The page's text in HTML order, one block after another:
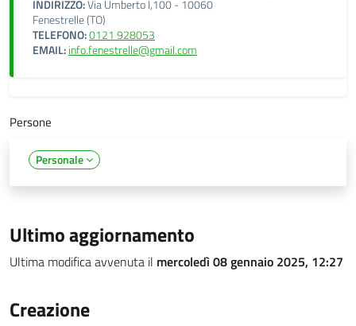
INDIRIZZO:Via Umberto I,100 - 10060
Fenestrelle (TO)
TELEFONO:0121 928053
EMAIL:info.fenestrelle@gmail.com
Persone
Personale
Ultimo aggiornamento
Ultima modifica avvenuta il mercoledì 08 gennaio 2025, 12:27
Creazione